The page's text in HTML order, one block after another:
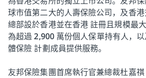
球市值第二大的人壽保險公司，及香
總部設於香港並在香港 註冊且規模最
為超過2,900 萬份個人保單持有人，
體保險 計劃成員提供服務。
友邦保險集團首席執行官兼總裁杜嘉祺